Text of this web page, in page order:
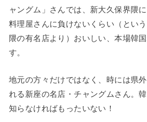
ャングム」さんでは、新大久保界隈
料理屋さんに負けないくらい（とい
隈の有名店より）おいしい、本場韓
す。
地元の方々だけではなく、時には県
れる新座の名店・チャングムさん。
知らなければもったいない！